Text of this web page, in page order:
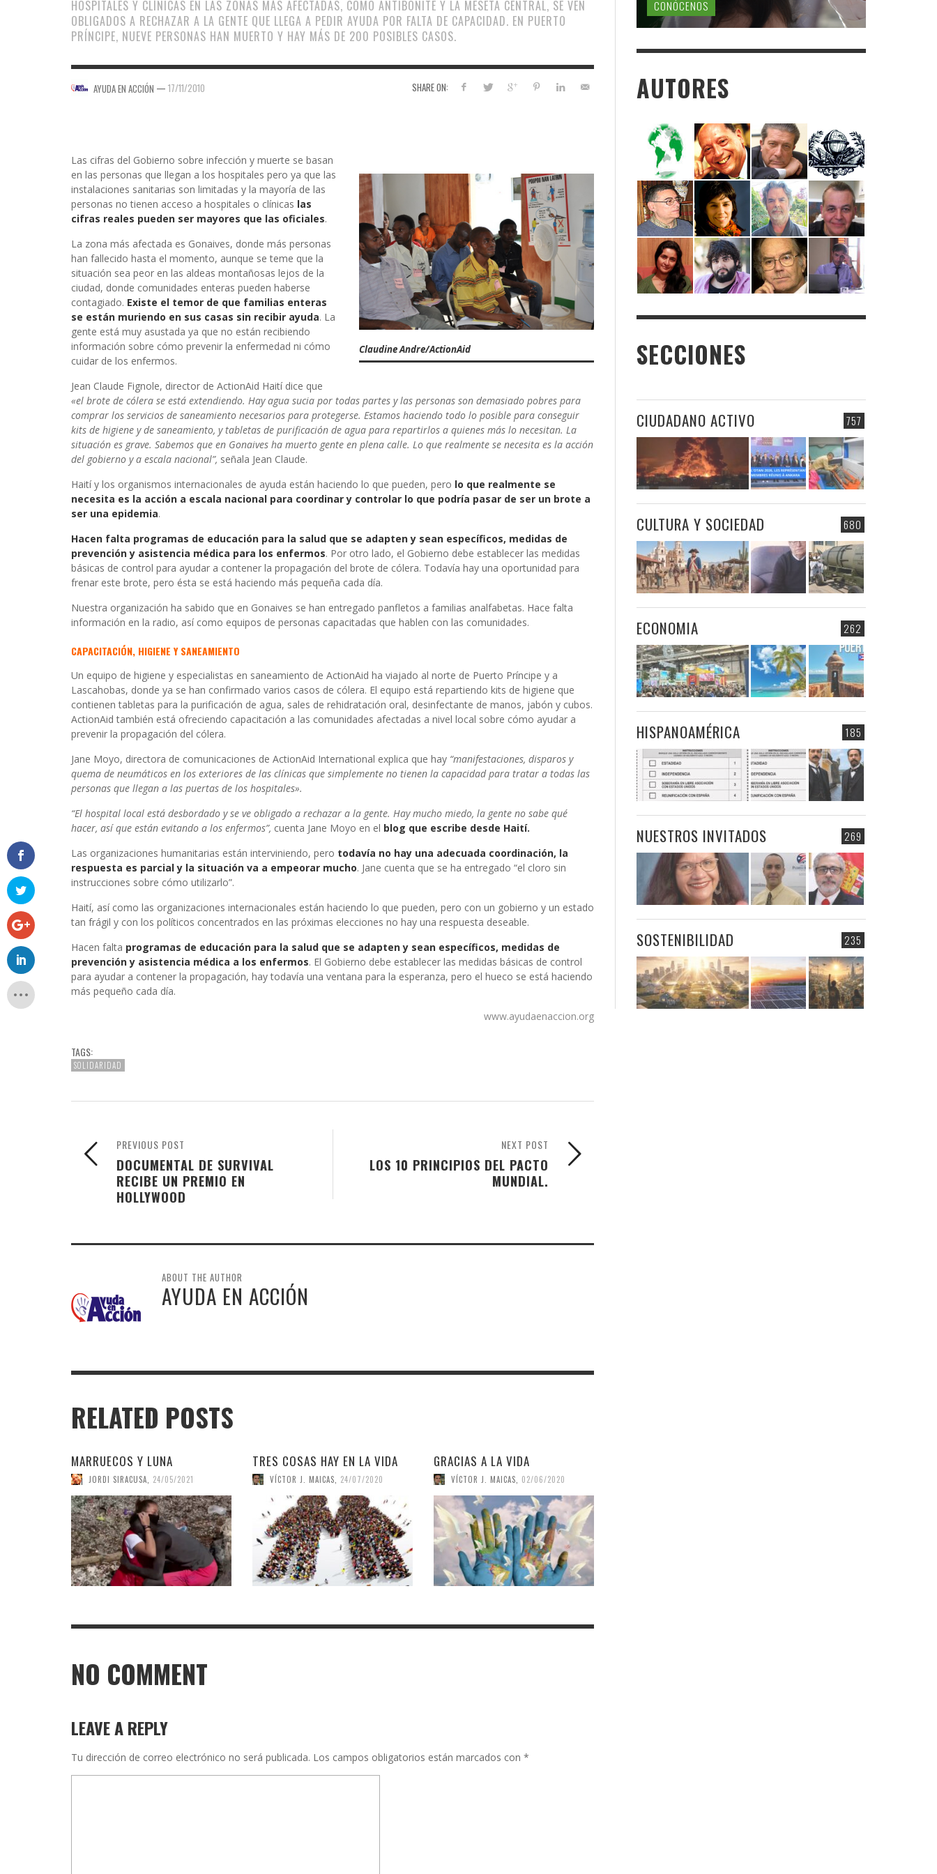
HOSPITALES Y CLÍNICAS EN LAS ZONAS MÁS AFECTADAS, COMO ANTIBONITE Y LA MESETA CENTRAL, SE VEN
OBLIGADOS A RECHAZAR A LA GENTE QUE LLEGA A PEDIR AYUDA POR FALTA DE CAPACIDAD. EN PUERTO
PRÍNCIPE, NUEVE PERSONAS HAN MUERTO Y HAY MÁS DE 200 POSIBLES CASOS.
SHARE ON:
AYUDA EN ACCIÓN — 17/11/2010
Claudine Andre/ActionAid
Las cifras del Gobierno sobre infección y muerte se basan
en las personas que llegan a los hospitales pero ya que las
instalaciones sanitarias son limitadas y la mayoría de las
personas no tienen acceso a hospitales o clínicas las
cifras reales pueden ser mayores que las oficiales.
La zona más afectada es Gonaives, donde más personas
han fallecido hasta el momento, aunque se teme que la
situación sea peor en las aldeas montañosas lejos de la
ciudad, donde comunidades enteras pueden haberse
contagiado. Existe el temor de que familias enteras
se están muriendo en sus casas sin recibir ayuda. La
gente está muy asustada ya que no están recibiendo
información sobre cómo prevenir la enfermedad ni cómo
cuidar de los enfermos.
Jean Claude Fignole, director de ActionAid Haití dice que
«el brote de cólera se está extendiendo. Hay agua sucia por todas partes y las personas son demasiado pobres para
comprar los servicios de saneamiento necesarios para protegerse. Estamos haciendo todo lo posible para conseguir
kits de higiene y de saneamiento, y tabletas de purificación de agua para repartirlos a quienes más lo necesitan. La
situación es grave. Sabemos que en Gonaives ha muerto gente en plena calle. Lo que realmente se necesita es la acción
del gobierno y a escala nacional”, señala Jean Claude.
Haití y los organismos internacionales de ayuda están haciendo lo que pueden, pero lo que realmente se
necesita es la acción a escala nacional para coordinar y controlar lo que podría pasar de ser un brote a
ser una epidemia.
Hacen falta programas de educación para la salud que se adapten y sean específicos, medidas de
prevención y asistencia médica para los enfermos. Por otro lado, el Gobierno debe establecer las medidas
básicas de control para ayudar a contener la propagación del brote de cólera. Todavía hay una oportunidad para
frenar este brote, pero ésta se está haciendo más pequeña cada día.
Nuestra organización ha sabido que en Gonaives se han entregado panfletos a familias analfabetas. Hace falta
información en la radio, así como equipos de personas capacitadas que hablen con las comunidades.
CAPACITACIÓN, HIGIENE Y SANEAMIENTO
Un equipo de higiene y especialistas en saneamiento de ActionAid ha viajado al norte de Puerto Príncipe y a
Lascahobas, donde ya se han confirmado varios casos de cólera. El equipo está repartiendo kits de higiene que
contienen tabletas para la purificación de agua, sales de rehidratación oral, desinfectante de manos, jabón y cubos.
ActionAid también está ofreciendo capacitación a las comunidades afectadas a nivel local sobre cómo ayudar a
prevenir la propagación del cólera.
Jane Moyo, directora de comunicaciones de ActionAid International explica que hay “manifestaciones, disparos y
quema de neumáticos en los exteriores de las clínicas que simplemente no tienen la capacidad para tratar a todas las
personas que llegan a las puertas de los hospitales».
“El hospital local está desbordado y se ve obligado a rechazar a la gente. Hay mucho miedo, la gente no sabe qué
hacer, así que están evitando a los enfermos”, cuenta Jane Moyo en el blog que escribe desde Haití.
Las organizaciones humanitarias están interviniendo, pero todavía no hay una adecuada coordinación, la
respuesta es parcial y la situación va a empeorar mucho. Jane cuenta que se ha entregado “el cloro sin
instrucciones sobre cómo utilizarlo”.
Haití, así como las organizaciones internacionales están haciendo lo que pueden, pero con un gobierno y un estado
tan frágil y con los políticos concentrados en las próximas elecciones no hay una respuesta deseable.
Hacen falta programas de educación para la salud que se adapten y sean específicos, medidas de
prevención y asistencia médica a los enfermos. El Gobierno debe establecer las medidas básicas de control
para ayudar a contener la propagación, hay todavía una ventana para la esperanza, pero el hueco se está haciendo
más pequeño cada día.
www.ayudaenaccion.org
TAGS:
SOLIDARIDAD
NEXT POST
LOS 10 PRINCIPIOS DEL PACTO
MUNDIAL.
PREVIOUS POST
DOCUMENTAL DE SURVIVAL
RECIBE UN PREMIO EN
HOLLYWOOD
ABOUT THE AUTHOR
AYUDA EN ACCIÓN
RELATED POSTS
MARRUECOS Y LUNA
JORDI SIRACUSA 24/05/2021
TRES COSAS HAY EN LA VIDA
VÍCTOR J. MAICAS 24/07/2020
GRACIAS A LA VIDA
VÍCTOR J. MAICAS 02/06/2020
NO COMMENT
LEAVE A REPLY
Tu dirección de correo electrónico no será publicada. Los campos obligatorios están marcados con *
CONÓCENOS
AUTORES
SECCIONES
757
CIUDADANO ACTIVO
680
CULTURA Y SOCIEDAD
262
ECONOMIA
185
HISPANOAMÉRICA
269
NUESTROS INVITADOS
235
SOSTENIBILIDAD